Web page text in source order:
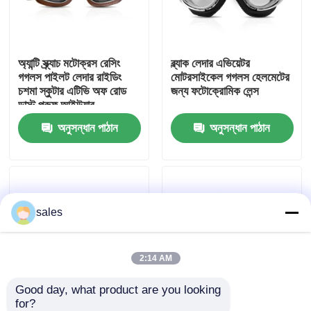
যোগাযোগ করুন
উদ্ধৃতির জন্য আবেদন
নিরাপত্তা চশমা গগলস
অ্যান্টি স্ক্র্যাচ মটোক্রস রেসিং
গগলস পাইলট লেদার রাইডিং
চশমা স্কুটার এটিভি অফ রোড
ডাস্ট প্রুফ আইউয়ার
অনুসন্ধান পাঠান
ব্ল্যাক লেদার এভিয়েটর
মোটরসাইকেল গগলস হেলমেটের
জন্য ফটোক্রোমিক লেন্স
অনুসন্ধান পাঠান
অ্যান্টি - স্ক্র্যাচ মোটোক্রস রেসিং
sales
2:14 AM
Good day, what product are you looking
for?